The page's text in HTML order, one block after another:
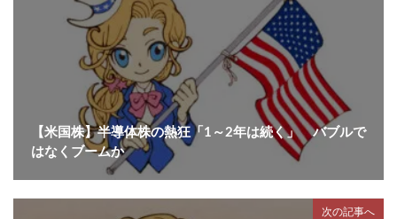
【米国株】半導体株の熱狂「1～2年は続く」 バブルで
はなくブームか
次の記事へ